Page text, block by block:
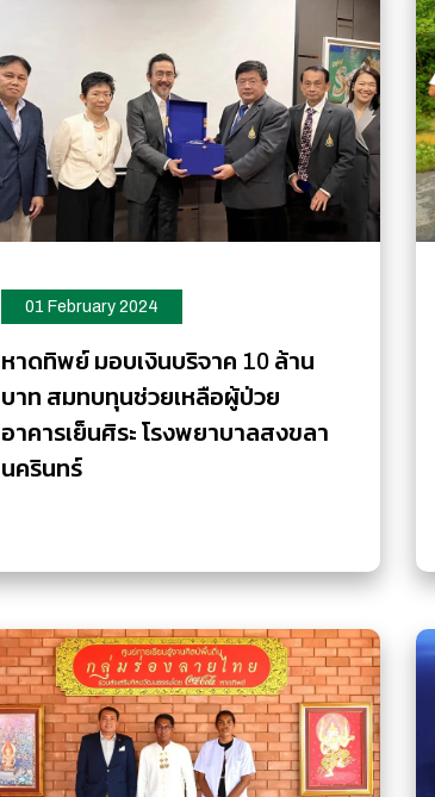
01 February 2024
หาดทิพย์ มอบเงินบริจาค 10 ล้าน
บาท สมทบทุนช่วยเหลือผู้ป่วย
อาคารเย็นศิระ โรงพยาบาลสงขลา
นครินทร์